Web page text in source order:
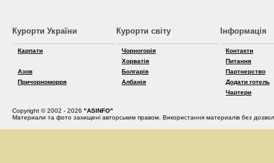
Курорти України
Карпати
Азов
Причорноморря
Курорти світу
Чорногорія
Хорватія
Болгарія
Албанія
Інформація
Контакти
Питання
Партнерство
Додати готель
Чартери
Copyright © 2002 - 2026 "ASINFO"
Материали та фото захищені авторським правом. Використання материалів без